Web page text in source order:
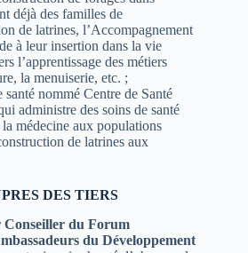
déjà des familles de
de latrines, l’Accompagnement
à leur insertion dans la vie
l’apprentissage des métiers
la menuiserie, etc. ;
nommé Centre de Santé
administre des soins de santé
médecine aux populations
de latrines aux
DES TIERS
Conseiller du Forum
du Développement